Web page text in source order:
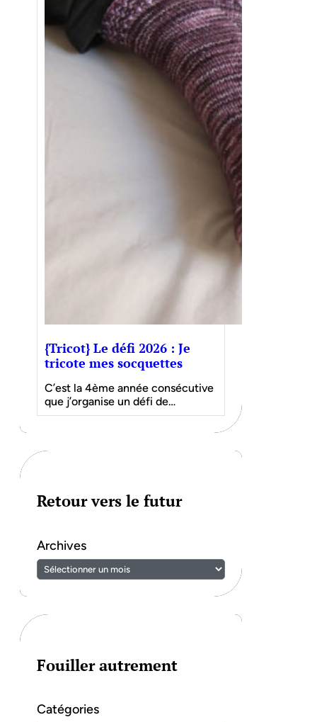
{Tricot} Le défi 2026 : Je
tricote mes socquettes
C’est la 4ème année consécutive
que j’organise un défi de…
Retour vers le futur
Archives
Fouiller autrement
Catégories